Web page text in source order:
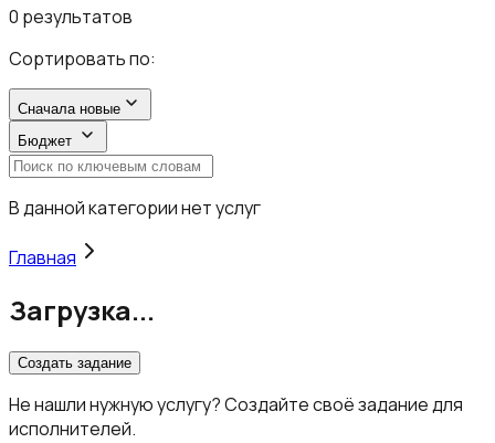
0 результатов
Сортировать по:
Сначала новые
Бюджет
В данной категории нет услуг
Главная
Загрузка...
Создать задание
Не нашли нужную услугу? Создайте своё задание для
исполнителей.